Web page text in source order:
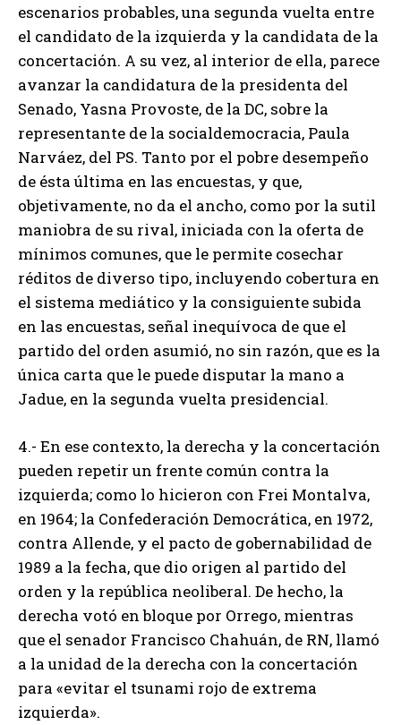
escenarios probables, una segunda vuelta entre
el candidato de la izquierda y la candidata de la
concertación. A su vez, al interior de ella, parece
avanzar la candidatura de la presidenta del
Senado, Yasna Provoste, de la DC, sobre la
representante de la socialdemocracia, Paula
Narváez, del PS. Tanto por el pobre desempeño
de ésta última en las encuestas, y que,
objetivamente, no da el ancho, como por la sutil
maniobra de su rival, iniciada con la oferta de
mínimos comunes, que le permite cosechar
réditos de diverso tipo, incluyendo cobertura en
el sistema mediático y la consiguiente subida
en las encuestas, señal inequívoca de que el
partido del orden asumió, no sin razón, que es la
única carta que le puede disputar la mano a
Jadue, en la segunda vuelta presidencial.
4.- En ese contexto, la derecha y la concertación
pueden repetir un frente común contra la
izquierda; como lo hicieron con Frei Montalva,
en 1964; la Confederación Democrática, en 1972,
contra Allende, y el pacto de gobernabilidad de
1989 a la fecha, que dio origen al partido del
orden y la república neoliberal. De hecho, la
derecha votó en bloque por Orrego, mientras
que el senador Francisco Chahuán, de RN, llamó
a la unidad de la derecha con la concertación
para «evitar el tsunami rojo de extrema
izquierda».